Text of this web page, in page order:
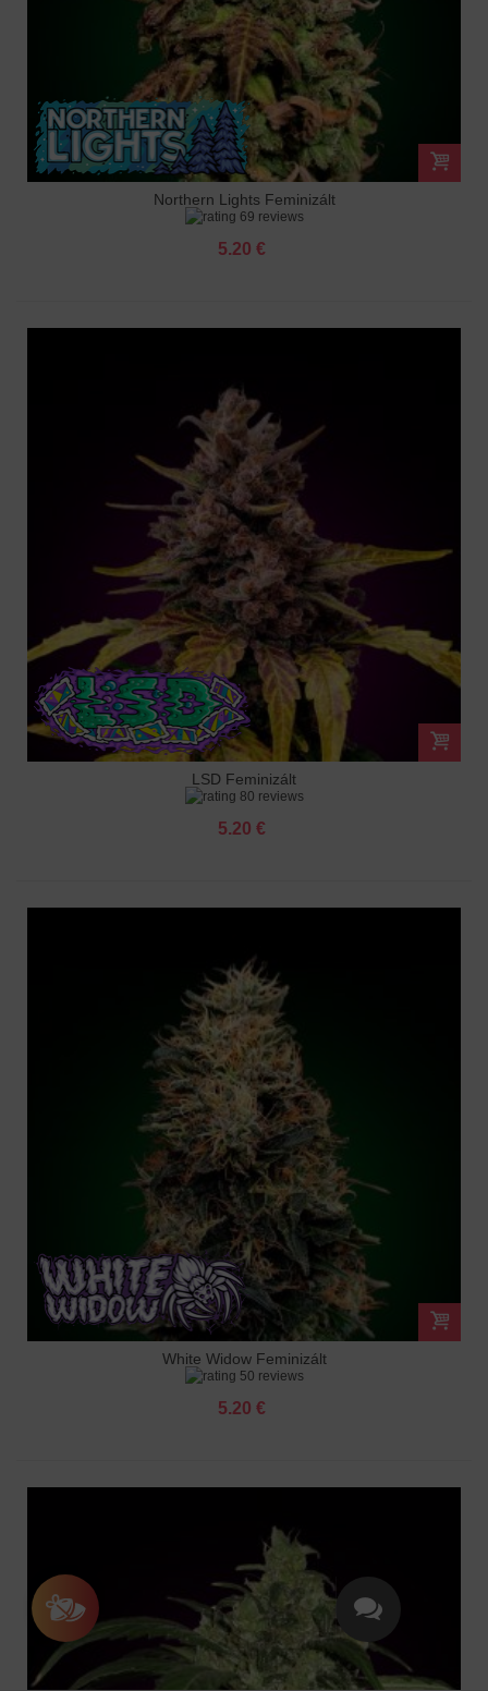
Northern Lights Feminizált
69 reviews
5.20 €
LSD Feminizált
80 reviews
5.20 €
White Widow Feminizált
50 reviews
5.20 €